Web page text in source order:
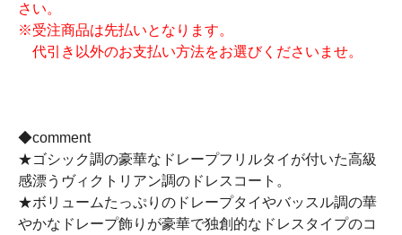
さい。
※受注商品は先払いとなります。
代引き以外のお支払い方法をお選びくださいませ。
◆comment
★ゴシック調の豪華なドレープフリルタイが付いた高級
感漂うヴィクトリアン調のドレスコート。
★ボリュームたっぷりのドレープタイやバッスル調の華
やかなドレープ飾りが豪華で独創的なドレスタイプのコ